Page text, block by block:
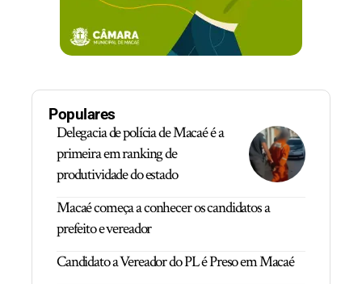
Populares
Delegacia de polícia de Macaé é a
primeira em ranking de
produtividade do estado
Macaé começa a conhecer os candidatos a
prefeito e vereador
Candidato a Vereador do PL é Preso em Macaé